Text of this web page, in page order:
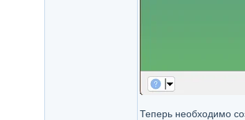
Теперь необходимо